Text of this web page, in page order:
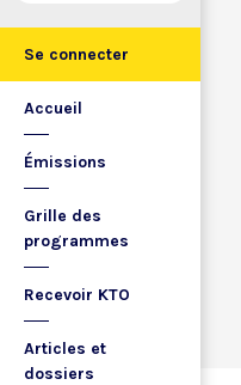
Se connecter
Accueil
Émissions
Grille des
programmes
Recevoir KTO
Articles et
dossiers